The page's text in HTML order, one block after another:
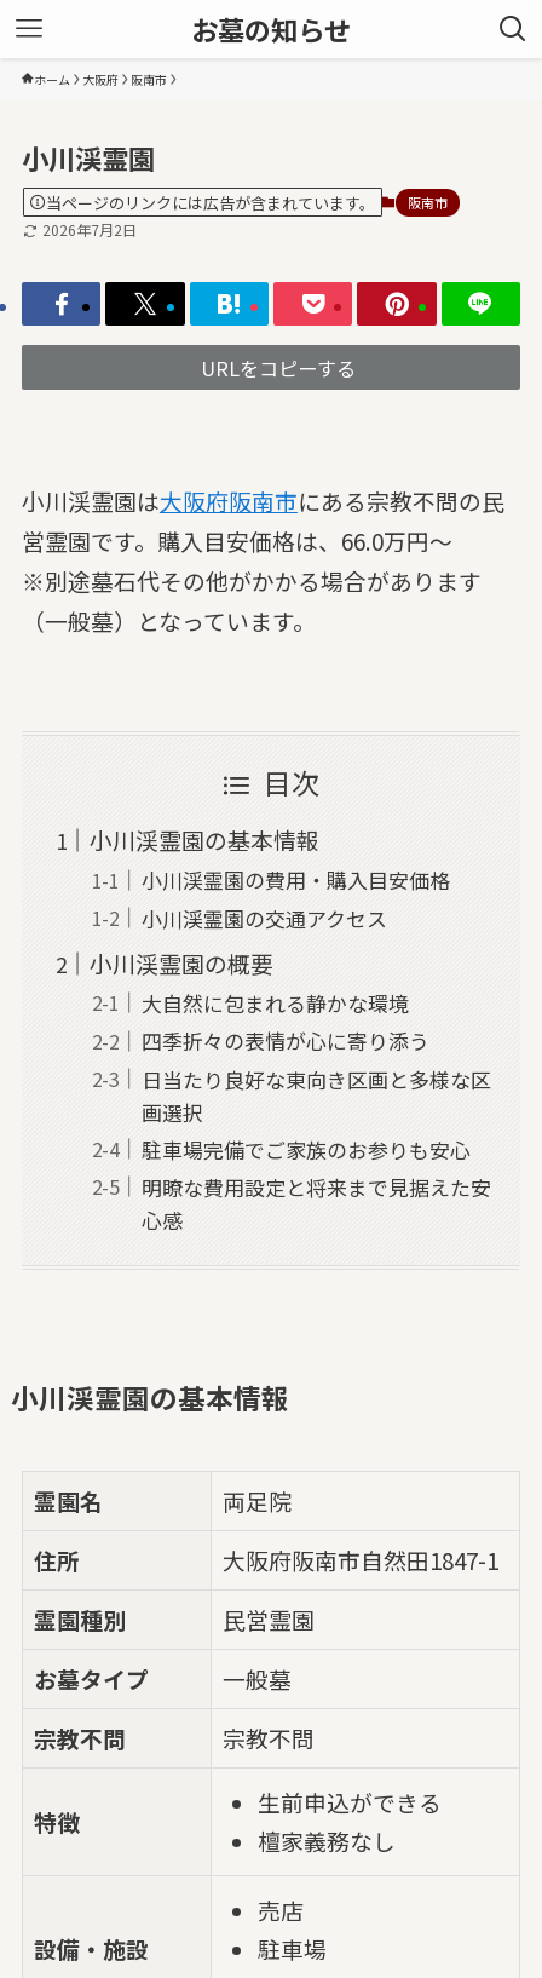
お墓の知らせ
ホーム 大阪府 阪南市
小川渓霊園
当ページのリンクには広告が含まれています。 阪南市
2026年7月2日
URLをコピーする
小川渓霊園は大阪府阪南市にある宗教不問の民
営霊園です。購入目安価格は、66.0万円～
※別途墓石代その他がかかる場合があります
（一般墓）となっています。
目次
小川渓霊園の基本情報
小川渓霊園の費用・購入目安価格
小川渓霊園の交通アクセス
小川渓霊園の概要
大自然に包まれる静かな環境
四季折々の表情が心に寄り添う
日当たり良好な東向き区画と多様な区
画選択
駐車場完備でご家族のお参りも安心
明瞭な費用設定と将来まで見据えた安
心感
小川渓霊園の基本情報
霊園名
両足院
住所
大阪府阪南市自然田1847-1
霊園種別
民営霊園
お墓タイプ
一般墓
宗教不問
宗教不問
特徴
生前申込ができる
檀家義務なし
設備・施設
売店
駐車場